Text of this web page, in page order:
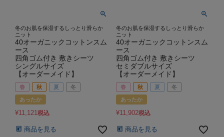
冬のお肌を保湿するしっとり滑らか
ニット
40オーガニックコットンスム
ース
四角ゴム付き 敷きシーツ
シングルサイズ
【オーダーメイド】
春 秋 夏 冬
あったか
¥11,121税込
商品を見る
冬のお肌を保湿するしっとり滑らか
ニット
40オーガニックコットンスム
ース
四角ゴム付き 敷きシーツ
セミダブルサイズ
【オーダーメイド】
春 秋 夏 冬
あったか
¥11,902税込
商品を見る